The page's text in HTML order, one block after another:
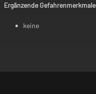
Ergänzende Gefahrenmerkmale
keine